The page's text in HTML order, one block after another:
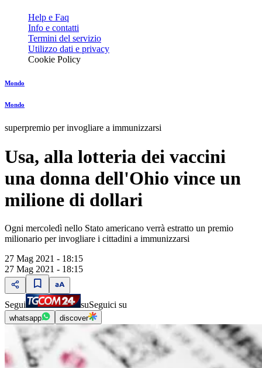
Help e Faq
Info e contatti
Termini del servizio
Utilizzo dati e privacy
Cookie Policy
Mondo
Mondo
superpremio per invogliare a immunizzarsi
Usa, alla lotteria dei vaccini
una donna dell'Ohio vince un
milione di dollari
Ogni mercoledì nello Stato americano verrà estratto un premio
milionario per invogliare i cittadini a immunizzarsi
27 Mag 2021 - 18:15
27 Mag 2021 - 18:15
Segui suSeguici su
whatsapp discover